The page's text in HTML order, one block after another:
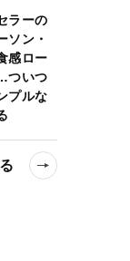
ラーの
ソン・
感ロー
ついつ
プルな